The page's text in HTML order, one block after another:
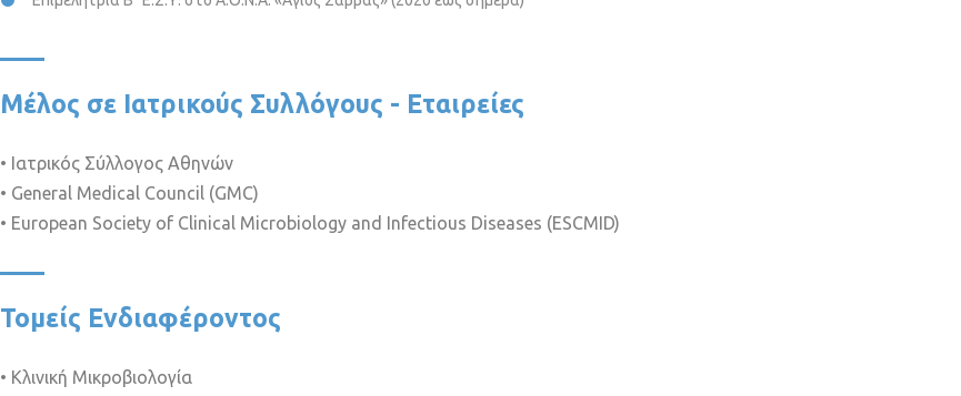
Μέλος σε Ιατρικούς Συλλόγους - Εταιρείες
• Ιατρικός Σύλλογος Αθηνών
• General Medical Council (GMC)
• European Society of Clinical Microbiology and Infectious Diseases (ESCMID)
Τομείς Ενδιαφέροντος
• Κλινική Μικροβιολογία